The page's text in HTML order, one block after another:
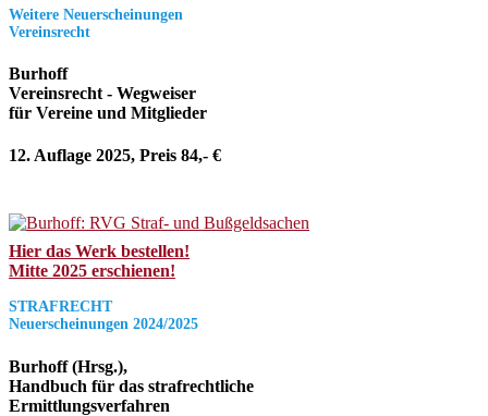
Weitere Neuerscheinungen
Vereinsrecht
Burhoff
Vereinsrecht - Wegweiser
für Vereine und Mitglieder
12. Auflage 2025, Preis 84,- €
Hier das Werk bestellen!
Mitte 2025 erschienen!
STRAFRECHT
Neuerscheinungen 2024/2025
Burhoff (Hrsg.),
Handbuch für das strafrechtliche
Ermittlungsverfahren